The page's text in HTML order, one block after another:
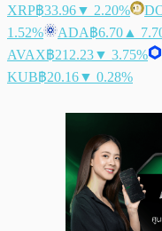
XRP฿33.96▼ 2.20%
1.52%
ADA฿6.70 ▲
AVAX฿212.23▼ 3.75%
KUB฿20.16▼ 0.28%